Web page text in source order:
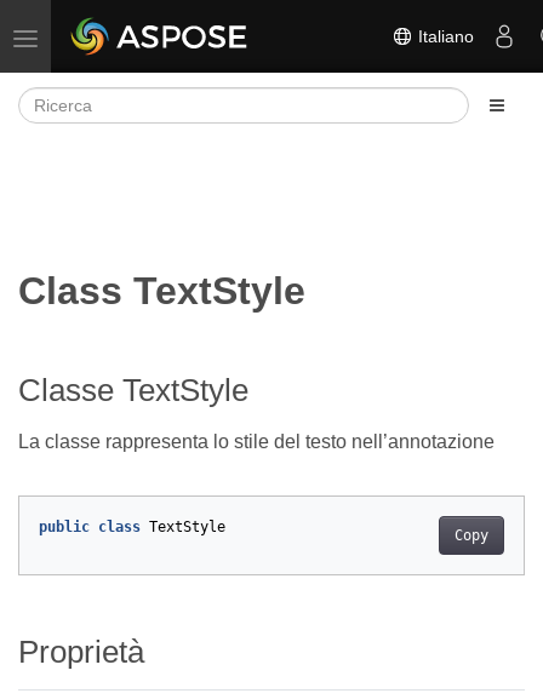
Attiva/disattiva la navigazione Italiano
Class TextStyle
Classe TextStyle
La classe rappresenta lo stile del testo nell’annotazione
Copy
public class TextStyle
Proprietà